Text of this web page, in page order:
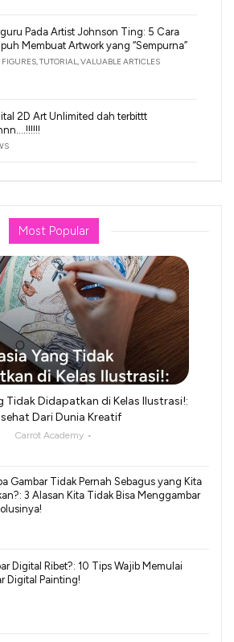
Pada Artist Johnson Ting: 5 Cara
Membuat Artwork yang “Sempurna”
FIGURES,TUTORIAL,VALUABLE ARTICLES
2D Art Unlimited dah terbittt
Most Popular
Tidak Didapatkan di Kelas Ilustrasi!:
Dari Dunia Kreatif
Carrot Academy
Gambar Tidak Pernah Sebagus yang Kita
3 Alasan Kita Tidak Bisa Menggambar
Digital Ribet?: 10 Tips Wajib Memulai
Digital Painting!